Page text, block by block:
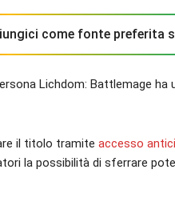
come fonte preferita
Lichdom: Battlemage ha
il titolo tramite accesso
la possibilità di sferrare